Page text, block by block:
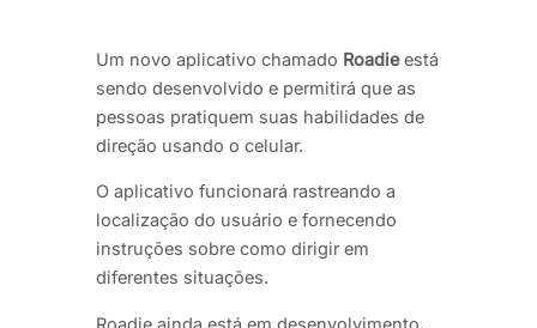
Um novo aplicativo chamado Roadieestá
sendo desenvolvido e permitirá que as
pessoas pratiquem suas habilidades de
direção usando o celular.
O aplicativo funcionará rastreando a
localização do usuário e fornecendo
instruções sobre como dirigir em
diferentes situações.
Roadie ainda está em desenvolvimento,